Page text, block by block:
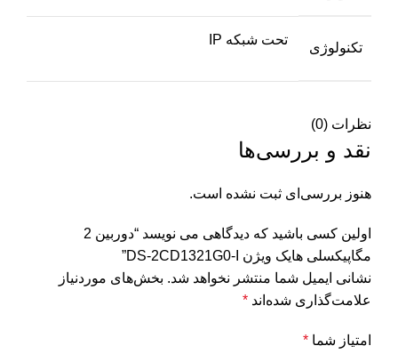
تکنولوژی
تحت شبکه IP
نظرات (0)
نقد و بررسی‌ها
هنوز بررسی‌ای ثبت نشده است.
اولین کسی باشید که دیدگاهی می نویسد “دوربین 2
مگاپیکسلی هایک ویژن DS-2CD1321G0-I”
نشانی ایمیل شما منتشر نخواهد شد. بخش‌های موردنیاز
علامت‌گذاری شده‌اند *
امتیاز شما *